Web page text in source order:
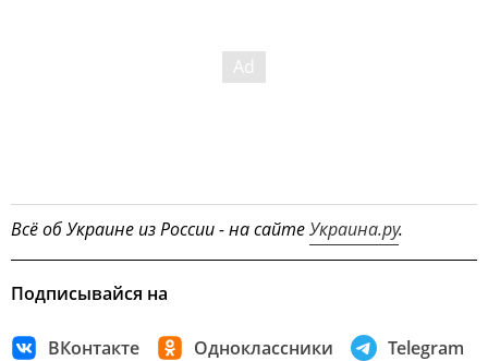
Всё об Украине из России - на сайтеУкраина.ру.
Подписывайся на
ВКонтакте Одноклассники Telegram